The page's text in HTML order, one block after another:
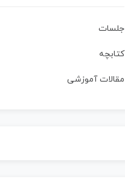
جلسات
کتابچه
مقالات آموزشی